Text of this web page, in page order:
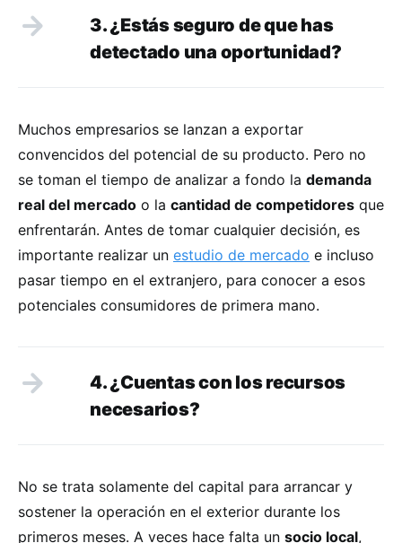
3. ¿Estás seguro de que has
detectado una oportunidad?
Muchos empresarios se lanzan a exportar
convencidos del potencial de su producto. Pero no
se toman el tiempo de analizar a fondo la demanda
real del mercado o la cantidad de competidores que
enfrentarán. Antes de tomar cualquier decisión, es
importante realizar un estudio de mercado e incluso
pasar tiempo en el extranjero, para conocer a esos
potenciales consumidores de primera mano.
4. ¿Cuentas con los recursos
necesarios?
No se trata solamente del capital para arrancar y
sostener la operación en el exterior durante los
primeros meses. A veces hace falta un socio local,